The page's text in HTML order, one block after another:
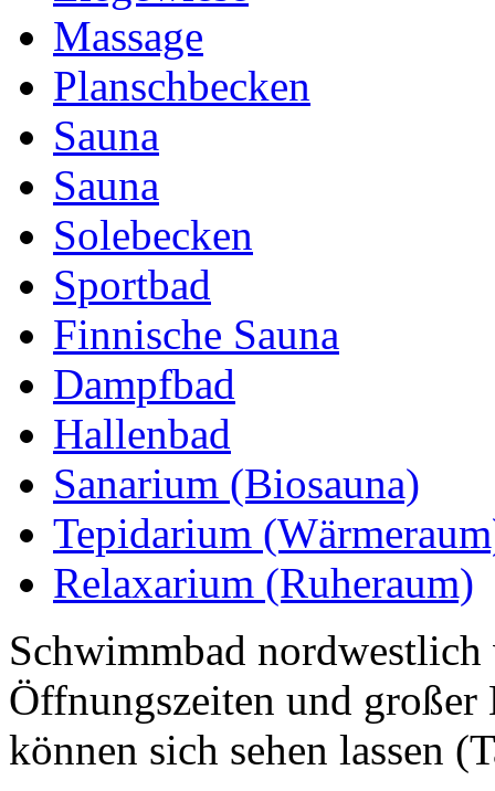
Massage
Planschbecken
Sauna
Sauna
Solebecken
Sportbad
Finnische Sauna
Dampfbad
Hallenbad
Sanarium (Biosauna)
Tepidarium
Relaxarium (Ruheraum)
Schwimmbad
Öffnungszeiten und
können sich sehen lassen